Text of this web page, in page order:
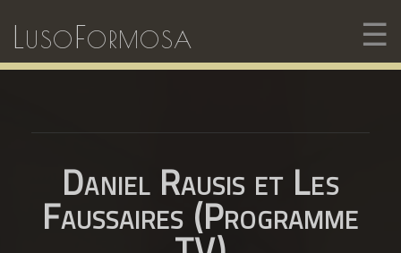
LusoFormosa ☰
Daniel Rausis et Les
Faussaires (Programme